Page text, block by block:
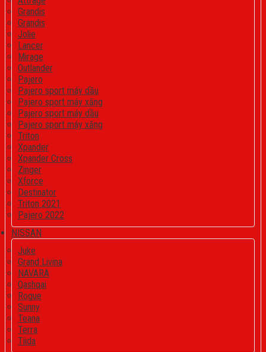
Grandis
Grandis
Jolie
Lancer
Mirage
Outlander
Pajero
Pajero sport máy dầu
Pajero sport máy xăng
Pajero sport máy dầu
Pajero sport máy xăng
Triton
Xpander
Xpander Cross
Zinger
Xforce
Destinator
Triton 2021
Pajero 2022
NISSAN
Juke
Grand Livina
NAVARA
Qashqai
Rogue
Sunny
Teana
Terra
Tiida